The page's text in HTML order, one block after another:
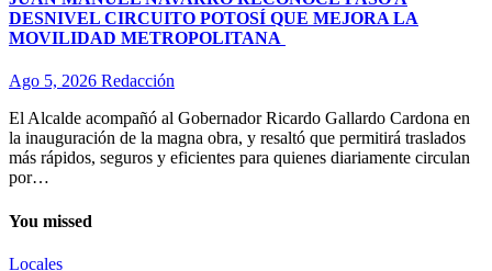
DESNIVEL CIRCUITO POTOSÍ QUE MEJORA LA
MOVILIDAD METROPOLITANA
Ago 5, 2026 Redacción
El Alcalde acompañó al Gobernador Ricardo Gallardo Cardona en
la inauguración de la magna obra, y resaltó que permitirá traslados
más rápidos, seguros y eficientes para quienes diariamente circulan
por…
You missed
Locales